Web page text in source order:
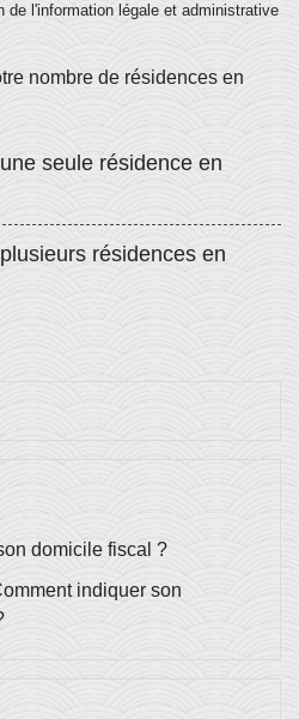
de l'information légale et administrative
nombre de résidences en
seule résidence en
résidences en
domicile fiscal ?
indiquer son